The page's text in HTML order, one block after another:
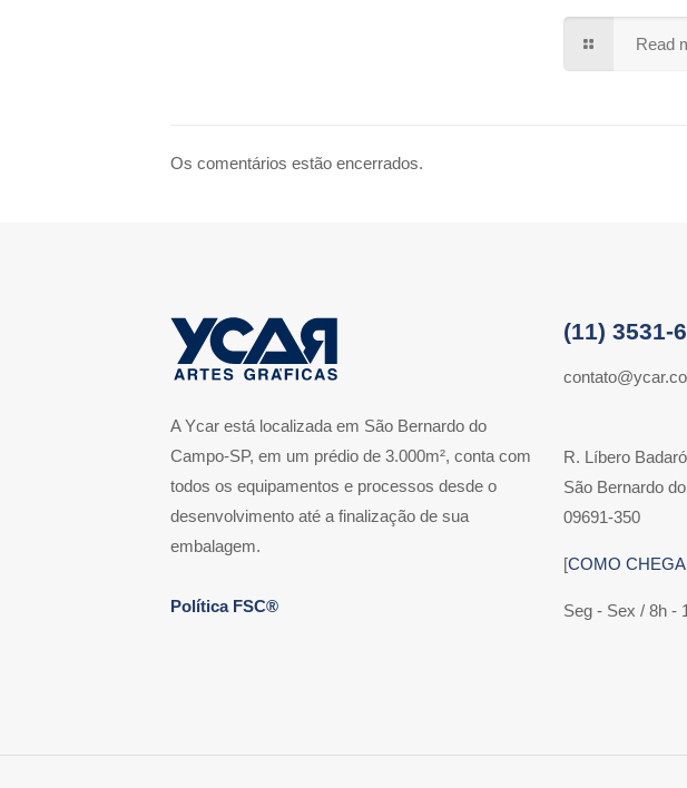
Read
Os comentários estão encerrados.
A Ycar está localizada em São Bernardo do
Campo-SP, em um prédio de 3.000m², conta com
todos os equipamentos e processos desde o
desenvolvimento até a finalização de sua
embalagem.
Política FSC®
(11) 3531-
R. Líbero
São Bernardo
09691-350
[COMO
Seg - Sex / 8h -